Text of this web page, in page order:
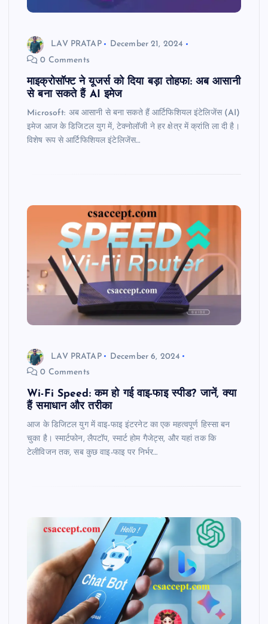
LAV PRATAP
December 21, 2024
0 Comments
माइक्रोसॉफ्ट ने यूजर्स को दिया बड़ा तोहफा: अब आसानी
से बना सकते हैं AI इमेज
Microsoft: अब आसानी से बना सकते हैं आर्टिफिशियल इंटेलिजेंस (AI)
इमेज आज के डिजिटल युग में, टेक्नोलॉजी ने हर क्षेत्र में क्रांति ला दी है।
विशेष रूप से आर्टिफिशियल इंटेलिजेंस…
LAV PRATAP
December 6, 2024
0 Comments
Wi-Fi Speed: कम हो गई वाइ-फाइ स्पीड? जानें, क्या
हैं समाधान और तरीका
आज के डिजिटल युग में वाइ-फाइ इंटरनेट का एक महत्वपूर्ण हिस्सा बन
चुका है। स्मार्टफोन, लैपटॉप, स्मार्ट होम गैजेट्स, और यहां तक कि
टेलीविजन तक, सब कुछ वाइ-फाइ पर निर्भर…